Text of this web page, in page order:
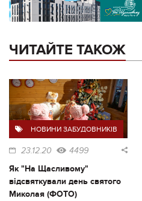
ЧИТАЙТЕ ТАКОЖ
НОВИНИ ЗАБУДОВНИКІВ
23.12.20 4499
Як "На Щасливому"
відсвяткували день святого
Миколая (ФОТО)